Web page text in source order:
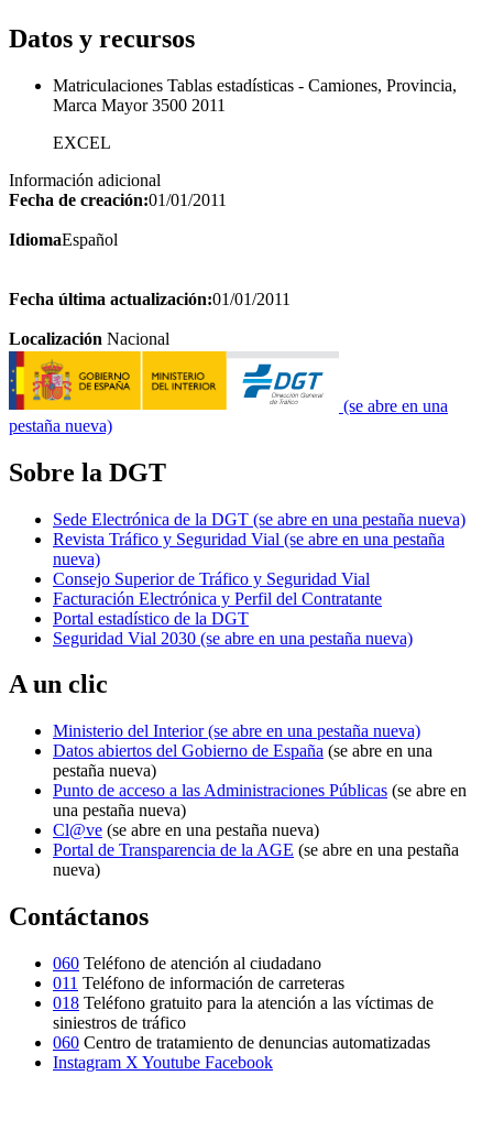
Datos y recursos
Matriculaciones Tablas estadísticas - Camiones, Provincia,
Marca Mayor 3500 2011
EXCEL
Información adicional
Fecha de creación:01/01/2011
IdiomaEspañol
Fecha última actualización:01/01/2011
Localización Nacional
(se abre en una
pestaña nueva)
Sobre la DGT
Sede Electrónica de la DGT (se abre en una pestaña nueva)
Revista Tráfico y Seguridad Vial (se abre en una pestaña
nueva)
Consejo Superior de Tráfico y Seguridad Vial
Facturación Electrónica y Perfil del Contratante
Portal estadístico de la DGT
Seguridad Vial 2030 (se abre en una pestaña nueva)
A un clic
Ministerio del Interior(se abre en una pestaña nueva)
Datos abiertos del Gobierno de España (se abre en una
pestaña nueva)
Punto de acceso a las Administraciones Públicas (se abre en
una pestaña nueva)
Cl@ve (se abre en una pestaña nueva)
Portal de Transparencia de la AGE (se abre en una pestaña
nueva)
Contáctanos
060 Teléfono de atención al ciudadano
011 Teléfono de información de carreteras
018 Teléfono gratuito para la atención a las víctimas de
siniestros de tráfico
060 Centro de tratamiento de denuncias automatizadas
Instagram X Youtube Facebook